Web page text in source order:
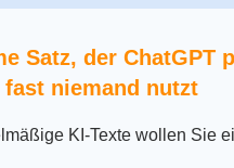
Satz, der
niemand nutzt
KI-Texte wollen Sie